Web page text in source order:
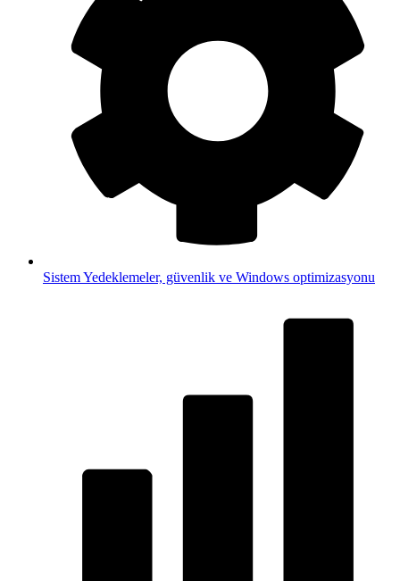
SistemYedeklemeler, güvenlik ve Windows optimizasyonu